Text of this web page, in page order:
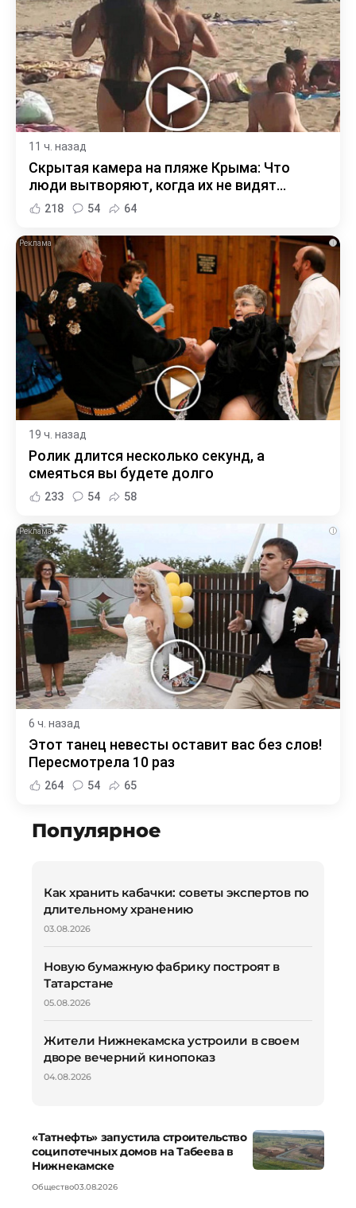
11 ч. назад
Скрытая камера на пляже Крыма: Что
люди вытворяют, когда их не видят...
218 54 64
i
19 ч. назад
Ролик длится несколько секунд, а
смеяться вы будете долго
233 54 58
i
6 ч. назад
Этот танец невесты оставит вас без слов!
Пересмотрела 10 раз
264 54 65
Популярное
Как хранить кабачки: советы экспертов по
длительному хранению
03.08.2026
Новую бумажную фабрику построят в
Татарстане
05.08.2026
Жители Нижнекамска устроили в своем
дворе вечерний кинопоказ
04.08.2026
«Татнефть» запустила строительство
соципотечных домов на Табеева в
Нижнекамске
Общество03.08.2026